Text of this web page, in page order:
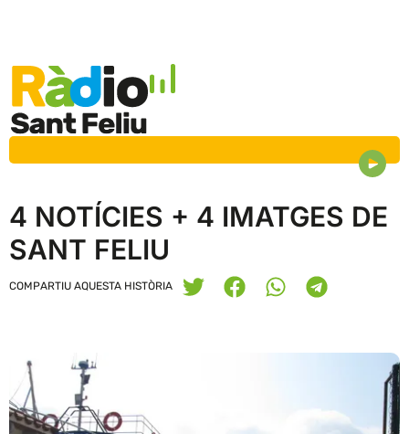
4 NOTÍCIES + 4 IMATGES DE
SANT FELIU
COMPARTIU AQUESTA HISTÒRIA